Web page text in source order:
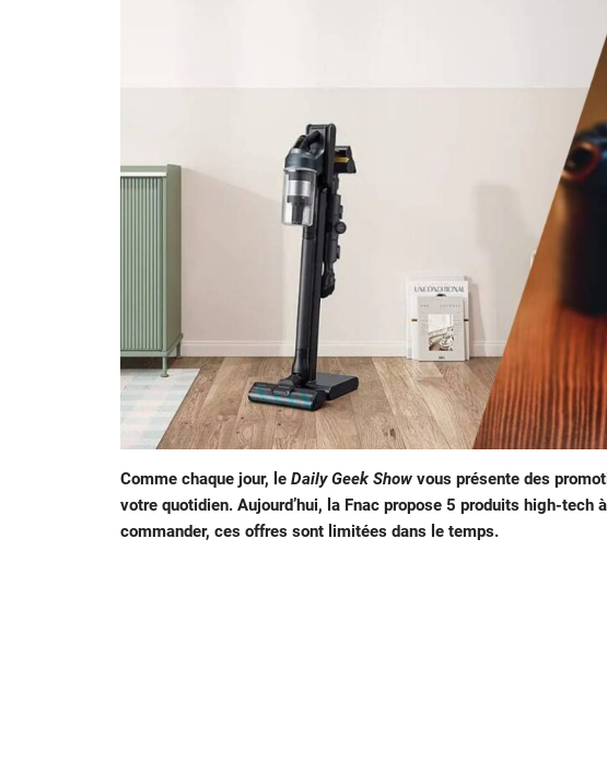
Comme chaque jour, le Daily Geek Showvous présente des
votre quotidien. Aujourd’hui, la Fnac propose 5 produits high-tech
commander, ces offres sont limitées dans le temps.